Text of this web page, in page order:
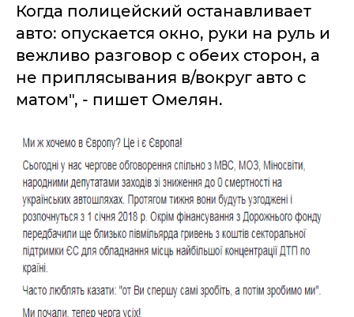
Когда полицейский останавливает
авто: опускается окно, руки на руль и
вежливо разговор с обеих сторон, а
не приплясывания в/вокруг авто с
матом", - пишет Омелян.